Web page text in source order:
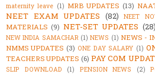
maternity leave (1) MRB UPDATES (13)
NEET EXAM UPDATES (82) NEET
MATERIALS (9) NET-SET UPDATES (28)
NEW INDIA SAMACHAR (1) NEWS (1) NEWS -
NMMS UPDATES (3) ONE DAY SALARY (1)
TEACHERS UPDATES (6) PAY COM
SLIP DOWNLOAD
(1) PENSION NEWS (2)